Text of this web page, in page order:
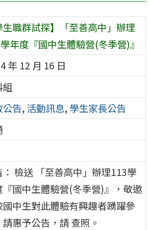
生職群試探】「至善高中」辦理
年度『國中生體驗營(冬季營)』
年 12 月 16 日
公告, 活動訊息, 學生家長公告
： 檢送 「至善高中」辦理113學
『國中生體驗營(冬季營)』，敬邀
國中生對此體驗有興趣者踴躍參
請惠予公告，請 查照。